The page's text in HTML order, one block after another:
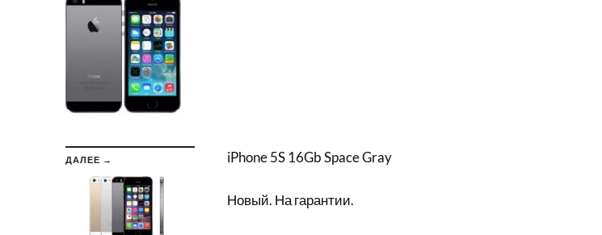
ДАЛЕЕ → iPhone 5S 16Gb Space Gray
Новый. На гарантии.